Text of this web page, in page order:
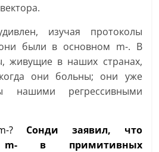
изучая протоколы
были в основном m-. В
живущие в наших странах,
они больны; они уже
нашими регрессивными
? Сонди заявил, что
m- в примитивных